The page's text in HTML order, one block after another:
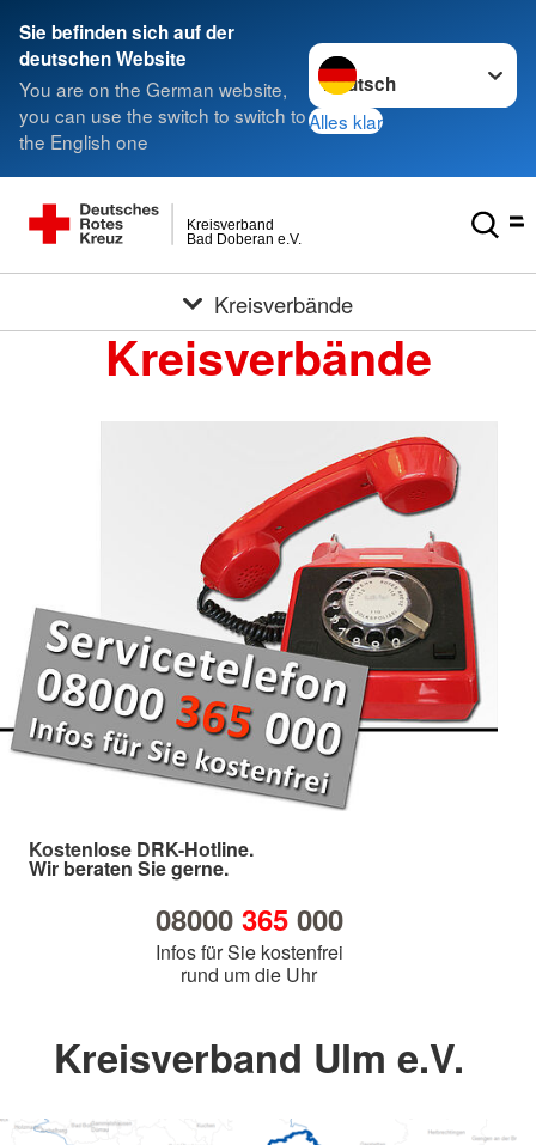
Sie befinden sich auf der
deutschen Website
You are on the German website,
you can use the switch to switch to
the English one
Sprache wechseln zu
Alles klar
Bad Doberan e.V.
Kreisverband
Kreisverbände
Kreisverbände
Kostenlose DRK-Hotline.
Wir beraten Sie gerne.
08000 365000
Infos für Sie kostenfrei
rund um die Uhr
Kreisverband Ulm e.V.